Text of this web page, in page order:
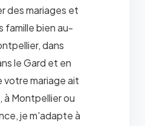
des mariages et
famille bien au-
dans
le Gard et en
votre mariage ait
à Montpellier ou
je m'adapte à